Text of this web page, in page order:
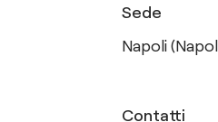
Sede
Napoli
Contatti